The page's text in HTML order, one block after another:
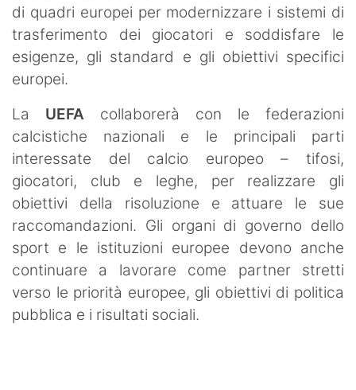
di quadri europei per modernizzare i sistemi di
trasferimento dei giocatori e soddisfare le
esigenze, gli standard e gli obiettivi specifici
europei.
La UEFA collaborerà con le federazioni
calcistiche nazionali e le principali parti
interessate del calcio europeo – tifosi,
giocatori, club e leghe, per realizzare gli
obiettivi della risoluzione e attuare le sue
raccomandazioni. Gli organi di governo dello
sport e le istituzioni europee devono anche
continuare a lavorare come partner stretti
verso le priorità europee, gli obiettivi di politica
pubblica e i risultati sociali.